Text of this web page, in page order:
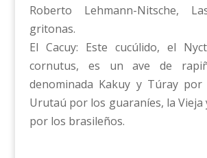
Roberto Lehmann-Nitsche,
gritonas.
El Cacuy: Este cucúlido, el
cornutus, es un ave de
denominada Kakuy y Túray por
Urutaú por los guaraníes, la Vieja
por los brasileños.